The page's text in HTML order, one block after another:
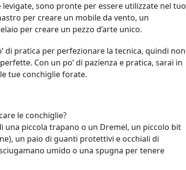
sono pronte per essere utilizzate nel tuo
per creare un mobile da vento, un
per creare un pezzo d’arte unico.
di pratica per perfezionare la tecnica, quindi non
Con un po’ di pazienza e pratica, sarai in
tue conchiglie forate.
le conchiglie?
una piccola trapano o un Dremel, un piccolo bit
un paio di guanti protettivi e occhiali di
umido o una spugna per tenere